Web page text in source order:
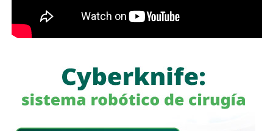
resolución. De acuerdo con el alcalde,el compromiso
establecido durante la reunión es que las obras
puedan comenzar a liberarse a la brevedad.
“Me comprometió con nosotros, con la ciudad, de liberar
las obras cuanto antes, lo antes posible”, afirmó.
El presidente municipal dijo que salió satisfecho del